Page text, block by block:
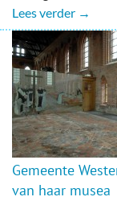
Lees verder →
Gemeente
van haar musea